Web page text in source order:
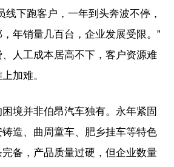
线下跑客户，一年到头奔波不停，
年销量几百台，企业发展受限。”
人工成本居高不下，客户资源难
加难。
境并非伯昂汽车独有。永年紧固
造、曲周童车、肥乡挂车等特色
备，产品质量过硬，但企业数量